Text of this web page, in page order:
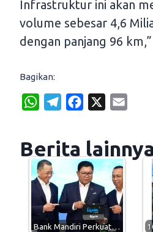
Infrastruktur ini akan
volume sebesar 4,6
dengan panjang 96
Bagikan:
W
t
s
A
p
e
r
a
m
e
b
o
o
k
i
Berita
Bank Mandiri Perkuat…